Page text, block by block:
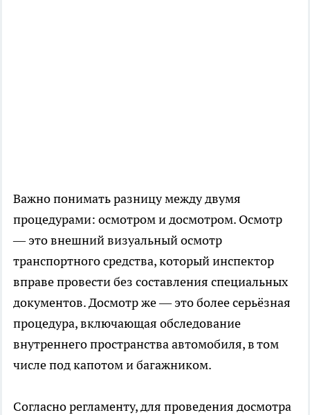
Важно понимать разницу между двумя
процедурами: осмотром и досмотром. Осмотр
— это внешний визуальный осмотр
транспортного средства, который инспектор
вправе провести без составления специальных
документов. Досмотр же — это более серьёзная
процедура, включающая обследование
внутреннего пространства автомобиля, в том
числе под капотом и багажником.
Согласно регламенту, для проведения досмотра